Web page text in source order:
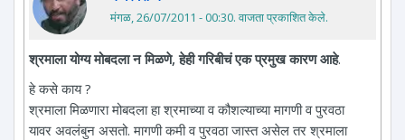
मंगळ, 26/07/2011 - 00:30. वाजता प्रकाशित केले.
श्रमाला योग्य मोबदला न मिळणे, हेही गरिबीचं एक प्रमुख कारण आहे.
हे कसे काय ?
श्रमाला मिळणारा मोबदला हा श्रमाच्या व कौशल्याच्या मागणी व पुरवठा
यावर अवलंबुन असतो. मागणी कमी व पुरवठा जास्त असेल तर श्रमाला